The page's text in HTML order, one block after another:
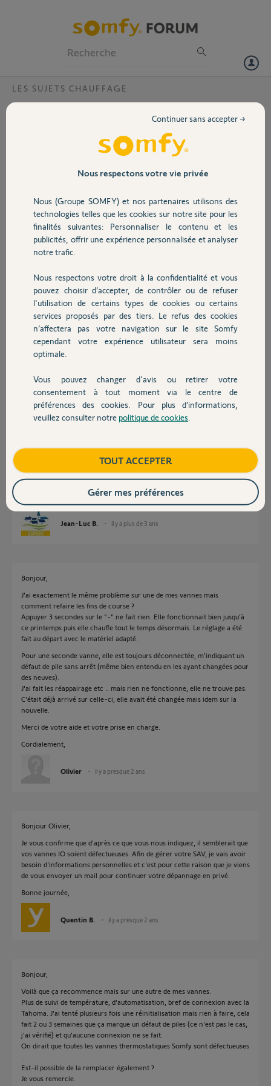
Volet
Sécurité
Domotique
Chauffage
Autres produits
Devis avec un pro
Contact
LES SUJETS CHAUFFAGE
Vanne thermostatique défaillante ?
J'ai acheté un pack de 3 vannes thermostatique
chauffe bien plus que demandé.
descendu à 15° et rien n'a changé, le radiateur
est bouillant et la pièce est un four.
Je viens de la descendre à 5° en désespoir de
cause juste au cas ou mais dans tout les cas il y a
Je n'ai aucun problème avec les 2 autres vannes.
Si quelqu'un peux m'aider s'il vous plaît.
Merci.
Christophe F.
il y a plus de 3 ans
Participer au fil de discussion
Réponses
Essayez de refaire les fins de course.
Jean-Luc B. il y a plus de 3 ans
Bonjour,
J'ai exactement le même problème sur une de mes vannes mais
comment refaire les fins de course ?
Appuyer 3 secondes sur le "-" ne fait rien. Elle fonctionnait bien jusqu'à
ce printemps puis elle chauffe tout le temps désormais. Le réglage a été
fait au départ avec le matériel adapté.
Pour une seconde vanne, elle est toujours déconnectée, m'indiquant un
défaut de pile sans arrêt (même bien entendu en les ayant changées pour
des neuves).
J'ai fait les réappairage etc .. mais rien ne fonctionne, elle ne trouve pas.
C'était déjà arrivé sur celle-ci, elle avait été changée mais idem sur la
nouvelle.
Merci de votre aide et votre prise en charge.
Cordialement,
Olivier il y a presque 2 ans
Bonjour Olivier,
Je vous confirme que d'après ce que vous nous indiquez, il semblerait que
vos vannes IO soient défectueuses. Afin de gérer votre SAV, je vais avoir
besoin d'informations personnelles et c'est pour cette raison que je viens
de vous envoyer un mail pour continuer votre dépannage en privé.
Bonne journée,
Quentin B. il y a presque 2 ans
Bonjour,
Voilà que ça recommence mais sur une autre de mes vannes.
Plus de suivi de température, d'automatisation, bref de connexion avec la
Tahoma. J'ai tenté plusieurs fois une réinitialisation mais rien à faire, cela
fait 2 ou 3 semaines que ça marque un défaut de piles (ce n'est pas le cas,
j'ai vérifié) et qu'aucune connexion ne se fait.
On dirait que toutes les vannes thermostatiques Somfy sont défectueuses
Est-il possible de la remplacer également ?
Je vous remercie.
Nous respectons votre vie privée
Nous (Groupe SOMFY) et nos partenaires utilisons des
technologies telles que les cookies sur notre site pour les
finalités suivantes: Personnaliser le contenu et les
publicités, offrir une expérience personnalisée et analyser
notre trafic.
Nous respectons votre droit à la confidentialité et vous
pouvez choisir d’accepter, de contrôler ou de refuser
l'utilisation de certains types de cookies ou certains
services proposés par des tiers. Le refus des cookies
n’affectera pas votre navigation sur le site Somfy
cependant votre expérience utilisateur sera moins
optimale.
Vous pouvez changer d'avis ou retirer votre
consentement à tout moment via le centre de
préférences des cookies. Pour plus d’informations,
veuillez consulter notre politique de cookies
Continuer sans accepter →
TOUT ACCEPTER
Gérer mes préférences